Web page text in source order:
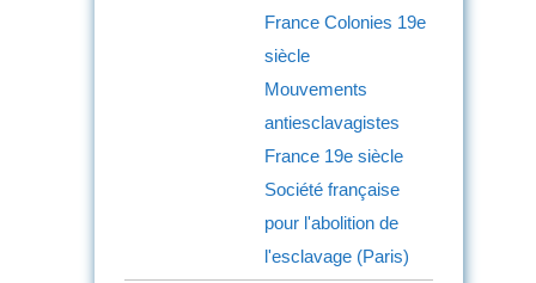
France Colonies 19e
siècle
Mouvements
antiesclavagistes
France 19e siècle
Société française
pour l'abolition de
l'esclavage (Paris)